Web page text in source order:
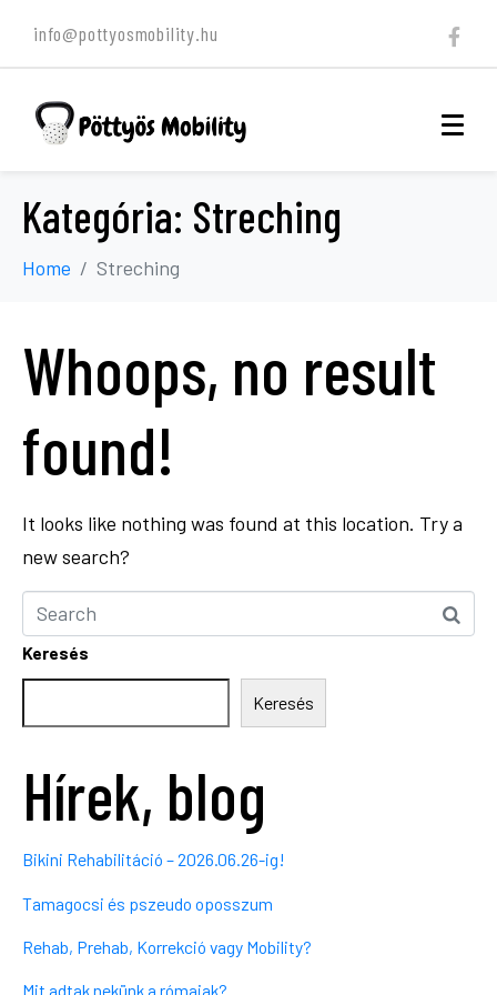
info@pottyosmobility.hu
Kategória: Streching
Home Streching
Whoops, no result
found!
It looks like nothing was found at this location. Try a
new search?
Keresés
Keresés
Hírek, blog
Bikini Rehabilitáció – 2026.06.26-ig!
Tamagocsi és pszeudo oposszum
Rehab, Prehab, Korrekció vagy Mobility?
Mit adtak nekünk a rómaiak?